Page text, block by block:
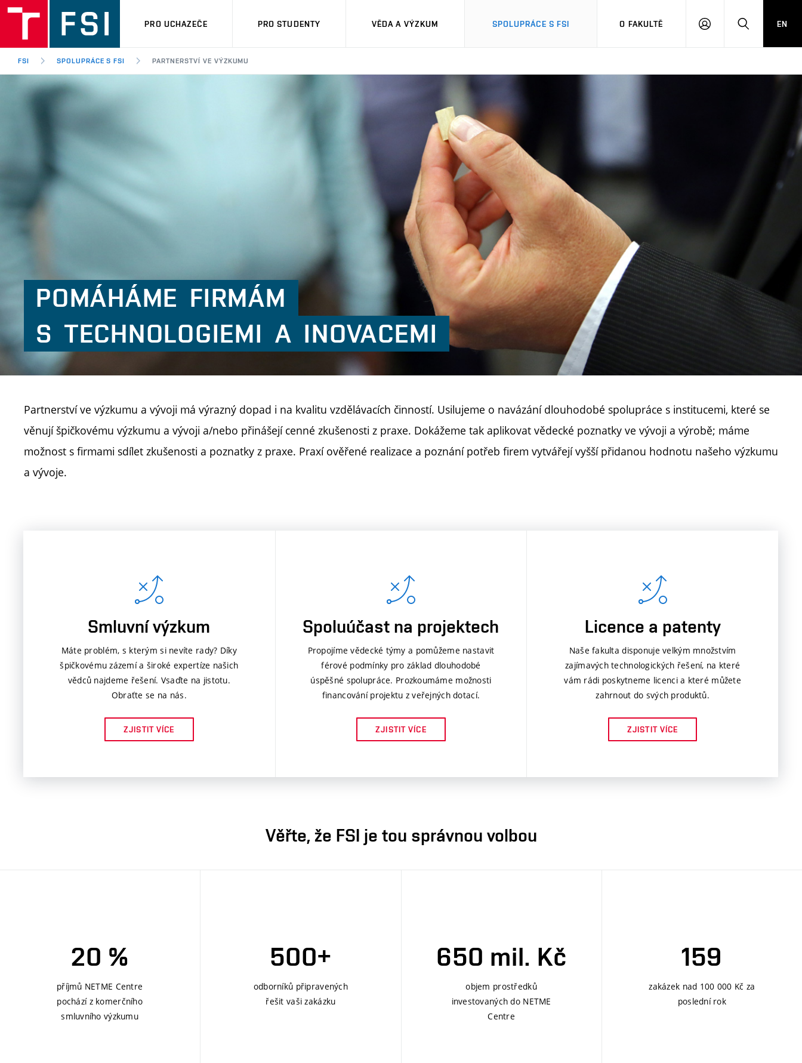
PRO UCHAZEČE PRO STUDENTY VĚDA A VÝZKUM SPOLUPRÁCE S FSI O FAKULTĚ
PŘIHLÁŠENÍHLEDAT
EN
FSI SPOLUPRÁCE S FSI PARTNERSTVÍ VE VÝZKUMU
POMÁHÁME FIRMÁM
S TECHNOLOGIEMI A INOVACEMI
Partnerství ve výzkumu a vývoji má výrazný dopad i na kvalitu vzdělávacích činností. Usilujeme o navázání dlouhodobé spolupráce s institucemi, které se
věnují špičkovému výzkumu a vývoji a/nebo přinášejí cenné zkušenosti z praxe. Dokážeme tak aplikovat vědecké poznatky ve vývoji a výrobě; máme
možnost s firmami sdílet zkušenosti a poznatky z praxe. Praxí ověřené realizace a poznání potřeb firem vytvářejí vyšší přidanou hodnotu našeho výzkumu
a vývoje.
Smluvní výzkum
Máte problém, s kterým si nevíte rady? Díky
špičkovému zázemí a široké expertíze našich
vědců najdeme řešení. Vsaďte na jistotu.
Obraťte se na nás.
ZJISTIT VÍCE
Spoluúčast na projektech
Propojíme vědecké týmy a pomůžeme nastavit
férové podmínky pro základ dlouhodobé
úspěšné spolupráce. Prozkoumáme možnosti
financování projektu z veřejných dotací.
ZJISTIT VÍCE
Licence a patenty
Naše fakulta disponuje velkým množstvím
zajímavých technologických řešení, na které
vám rádi poskytneme licenci a které můžete
zahrnout do svých produktů.
ZJISTIT VÍCE
Věřte, že FSI je tou správnou volbou
20 %
příjmů NETME Centre
pochází z komerčního
smluvního výzkumu
500+
odborníků připravených
řešit vaši zakázku
650 mil. Kč
objem prostředků
investovaných do NETME
Centre
159
zakázek nad 100 000 Kč za
poslední rok